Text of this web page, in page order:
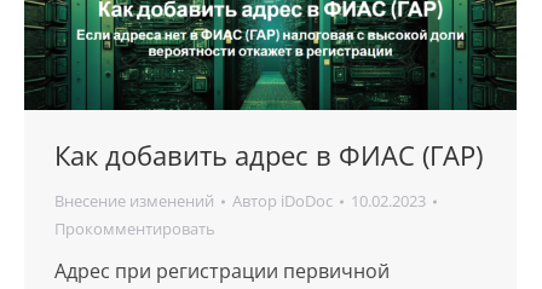
Как добавить адрес в ФИАС (ГАР)
Внесение изменений Автор iDoDoc
10.02.2023
Прокомментировать
Адрес при регистрации первичной